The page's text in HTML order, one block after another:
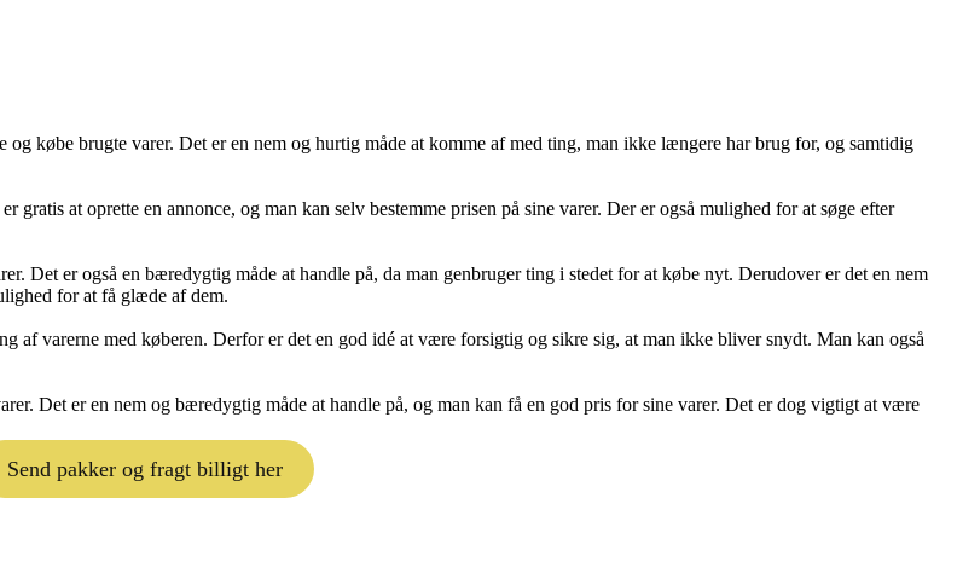
købe brugte varer. Det er en nem og hurtig måde at komme af med ting, man ikke længere har brug for, og samtidig
at oprette en annonce, og man kan selv bestemme prisen på sine varer. Der er også mulighed for at søge efter
Det er også en bæredygtig måde at handle på, da man genbruger ting i stedet for at købe nyt. Derudover er det en nem
for at få glæde af dem.
af varerne med køberen. Derfor er det en god idé at være forsigtig og sikre sig, at man ikke bliver snydt. Man kan også
Det er en nem og bæredygtig måde at handle på, og man kan få en god pris for sine varer. Det er dog vigtigt at være
Send pakker og fragt billigt her